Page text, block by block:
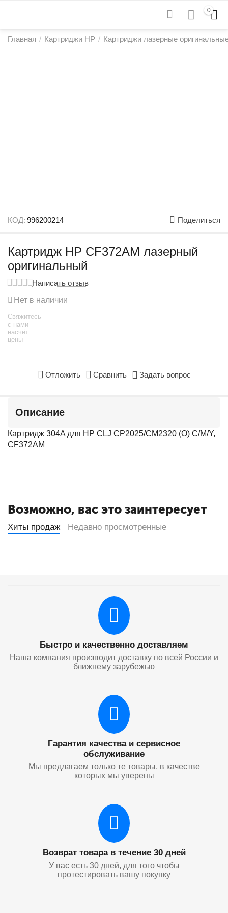
0
Главная / Картриджи HP / Картриджи лазерные
КОД: 996200214 Поделиться
Картридж HP CF372AM лазерный
оригинальный
Написать отзыв
Нет в наличии
Свяжитесь
с нами
насчёт
цены
Отложить Сравнить Задать вопрос
Описание
Картридж 304A для HP CLJ CP2025/CM2320 (O) C/M/Y,
CF372AM
Возможно, вас это заинтересует
Хиты продаж Недавно просмотренные
Быстро и качественно доставляем
Наша компания производит доставку по всей России и
ближнему зарубежью
Гарантия качества и сервисное
обслуживание
Мы предлагаем только те товары, в качестве
которых мы уверены
Возврат товара в течение 30 дней
У вас есть 30 дней, для того чтобы
протестировать вашу покупку